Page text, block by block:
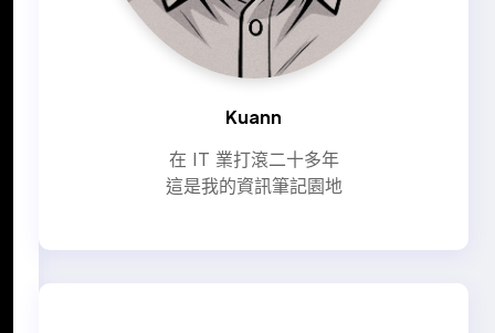
Kuann
在 IT 業打滾二十多年
這是我的資訊筆記園地